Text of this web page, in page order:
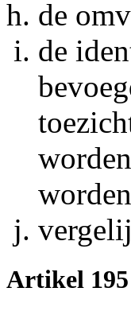
de
de
Artikel 195